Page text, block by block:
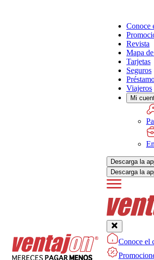
Conoce
Revista
Mapa
Tarjetas
Seguros
Viajeros
Mi
Descarga la
Descarga la
Conoce el